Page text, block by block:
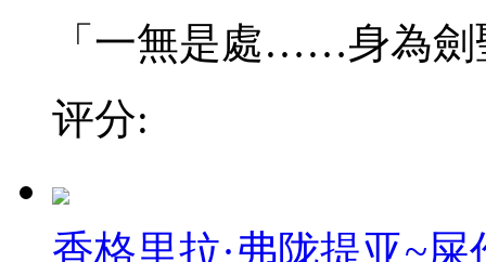
「一無是處……身為劍
评分:
香格里拉·弗陇提亚~